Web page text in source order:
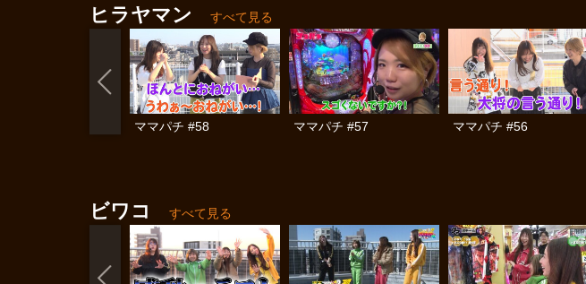
ヒラヤマン すべて見る
ママパチ #58 ママパチ #57 ママパチ #56
ビワコ すべて見る